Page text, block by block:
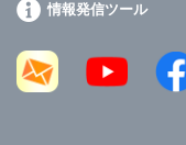
情報発信ツール